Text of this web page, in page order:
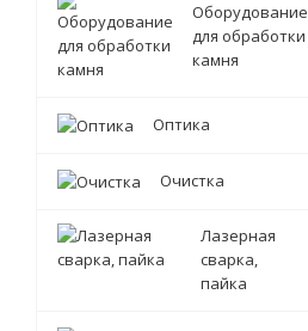
Оборудование
для обработки
камня
Оптика
Очистка
Лазерная
сварка,
пайка